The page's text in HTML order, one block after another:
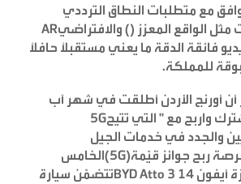
مع متطلبات النطاق الترددي
مثل الواقع المعزز (
AR) والافتراضي
فائقة الدقة ما يعني مستقبلاً حافلاً
للمملكة.
أن أورنج الأردن أطلقت في شهر آب
واربح مع
5G" التي تتيح
والجدد في خدمات الجيل
الخامس(5G)ربح جوائز قيّمة
تتضمّن سيارةBYD Atto 3 الكهربائية وأجهزة أيفون 14